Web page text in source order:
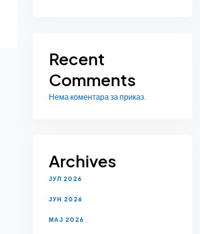
Recent
Comments
Нема коментара за приказ.
Archives
ЈУЛ 2026
ЈУН 2026
МАЈ 2026